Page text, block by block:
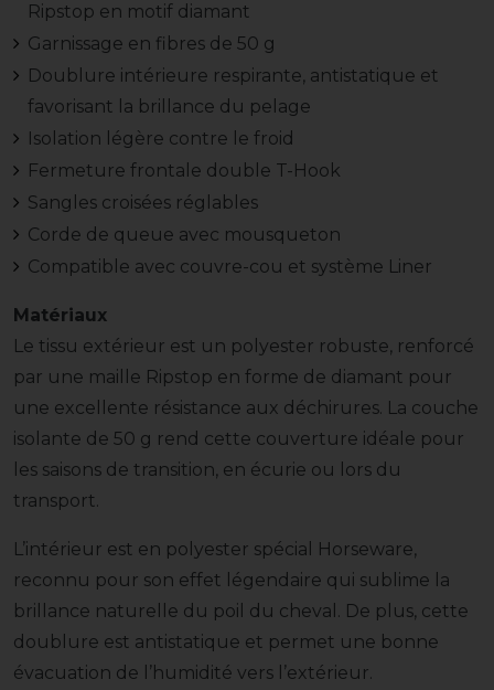
Ripstop en motif diamant
Garnissage en fibres de 50 g
Doublure intérieure respirante, antistatique et
favorisant la brillance du pelage
Isolation légère contre le froid
Fermeture frontale double T-Hook
Sangles croisées réglables
Corde de queue avec mousqueton
Compatible avec couvre-cou et système Liner
Matériaux
Le tissu extérieur est un polyester robuste, renforcé
par une maille Ripstop en forme de diamant pour
une excellente résistance aux déchirures. La couche
isolante de 50 g rend cette couverture idéale pour
les saisons de transition, en écurie ou lors du
transport.
L’intérieur est en polyester spécial Horseware,
reconnu pour son effet légendaire qui sublime la
brillance naturelle du poil du cheval. De plus, cette
doublure est antistatique et permet une bonne
évacuation de l’humidité vers l’extérieur.